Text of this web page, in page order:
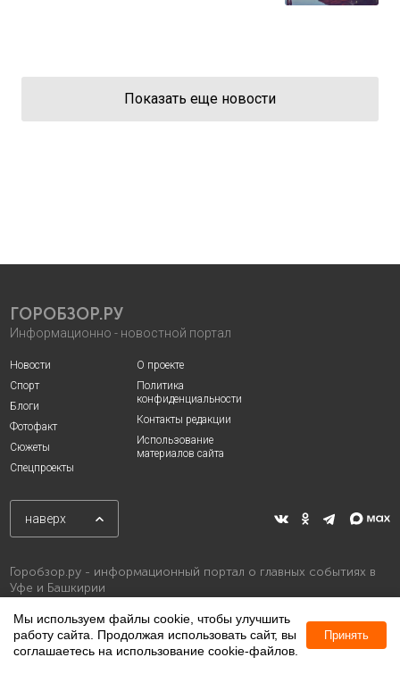
Показать еще новости
ГОРОБЗОР.РУ
Информационно - новостной портал
Новости
Спорт
Блоги
Фотофакт
Сюжеты
Спецпроекты
О проекте
Политика
конфиденциальности
Контакты редакции
Использование
материалов сайта
наверх
Горобзор.ру - информационный портал о главных событиях в
Уфе и Башкирии
Мы используем файлы cookie, чтобы улучшить
работу сайта. Продолжая использовать сайт, вы
соглашаетесь на использование cookie-файлов.
Принять